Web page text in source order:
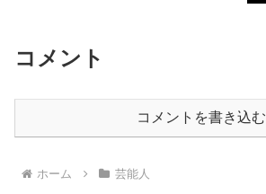
コメント
コメントを書き込む
ホーム 芸能人